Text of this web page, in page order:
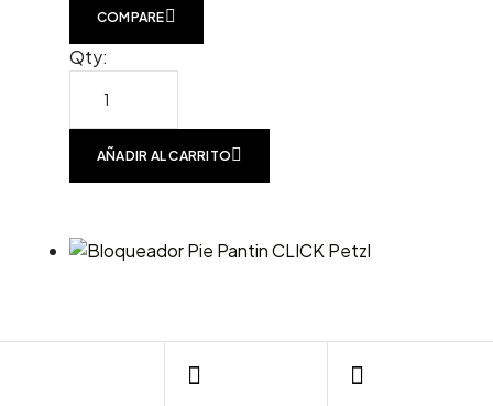
COMPARE
Qty:
AÑADIR AL CARRITO